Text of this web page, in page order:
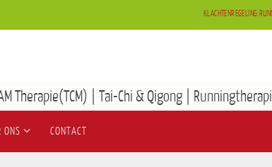
KLACHTENREGELING
Therapie(TCM) | Tai-Chi & Qigong |
ONS CONTACT